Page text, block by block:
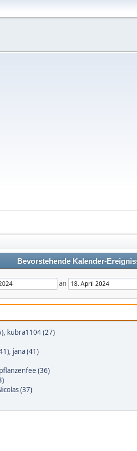
Bevorstehende Kalender-
an
, kubra1104 (27)
, jana (41)
(36)
(37)